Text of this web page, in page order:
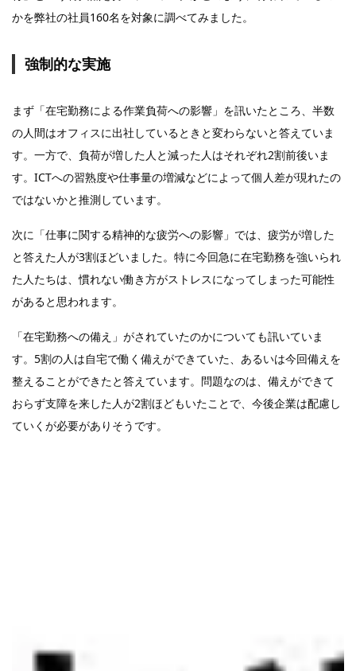
かを弊社の社員160名を対象に調べてみました。
強制的な実施
まず「在宅勤務による作業負荷への影響」を訊いたところ、半数
の人間はオフィスに出社しているときと変わらないと答えていま
す。一方で、負荷が増した人と減った人はそれぞれ2割前後いま
す。ICTへの習熟度や仕事量の増減などによって個人差が現れたの
ではないかと推測しています。
次に「仕事に関する精神的な疲労への影響」では、疲労が増した
と答えた人が3割ほどいました。特に今回急に在宅勤務を強いられ
た人たちは、慣れない働き方がストレスになってしまった可能性
があると思われます。
「在宅勤務への備え」がされていたのかについても訊いていま
す。5割の人は自宅で働く備えができていた、あるいは今回備えを
整えることができたと答えています。問題なのは、備えができて
おらず支障を来した人が2割ほどもいたことで、今後企業は配慮し
ていくが必要がありそうです。